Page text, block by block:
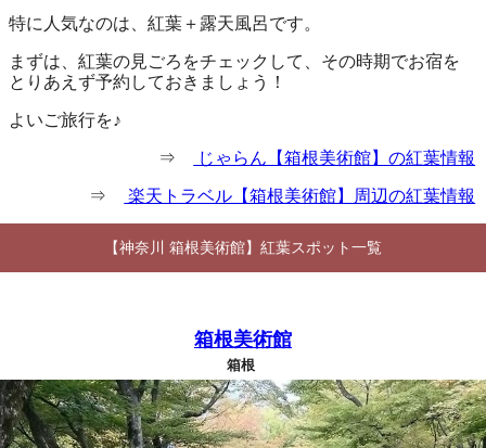
特に人気なのは、紅葉＋露天風呂です。
まずは、紅葉の見ごろをチェックして、その時期でお宿を
とりあえず予約しておきましょう！
よいご旅行を♪
⇒ じゃらん【箱根美術館】の紅葉情報
⇒ 楽天トラベル【箱根美術館】周辺の紅葉情報
【神奈川 箱根美術館】紅葉スポット一覧
箱根美術館
箱根